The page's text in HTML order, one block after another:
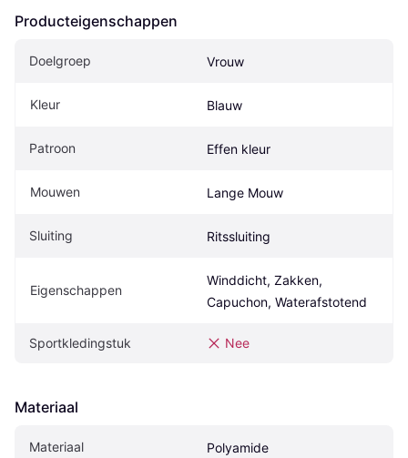
Producteigenschappen
Doelgroep Vrouw
Kleur Blauw
Patroon Effen kleur
Mouwen Lange Mouw
Sluiting Ritssluiting
Eigenschappen
Winddicht, Zakken,
Capuchon, Waterafstotend
Sportkledingstuk Nee
Materiaal
Materiaal Polyamide